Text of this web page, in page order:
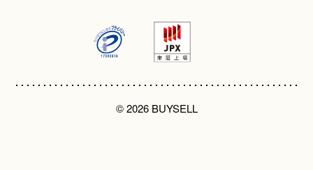
© 2026 BUYSELL